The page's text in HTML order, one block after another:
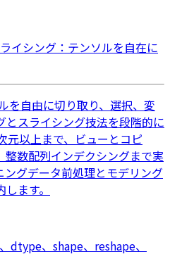
イシング：テンソルを自在に
を自由に切り取り、選択、変
スライシング技法を段階的に
元以上まで、ビューとコピ
整数配列インデクシングまで実
グデータ前処理とモデリング
ます。
dtype、shape、reshape、